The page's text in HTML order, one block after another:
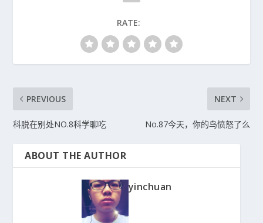
RATE:
PREVIOUS
科脱在别处NO.8科学聊吃
NEXT
No.87今天，你的鸟愤怒了么
ABOUT THE AUTHOR
yinchuan